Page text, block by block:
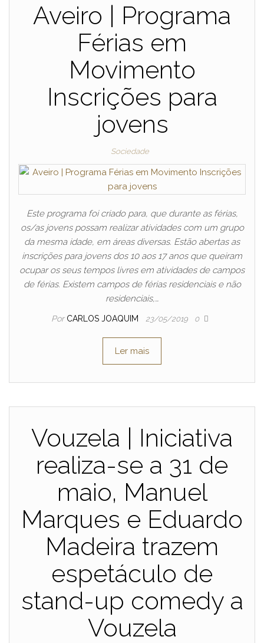
Aveiro | Programa
Férias em
Movimento
Inscrições para
jovens
Sociedade
Este programa foi criado para, que durante as férias,
os/as jovens possam realizar atividades com um grupo
da mesma idade, em áreas diversas. Estão abertas as
inscrições para jovens dos 10 aos 17 anos que queiram
ocupar os seus tempos livres em atividades de campos
de férias. Existem campos de férias residenciais e não
residenciais,…
Por CARLOS JOAQUIM 23/05/2019 0
Ler mais
Vouzela | Iniciativa
realiza-se a 31 de
maio, Manuel
Marques e Eduardo
Madeira trazem
espetáculo de
stand-up comedy a
Vouzela